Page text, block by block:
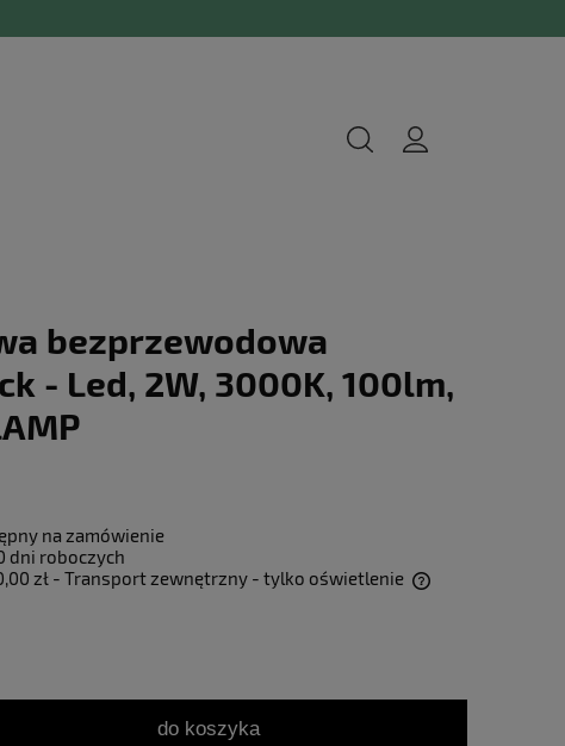
bezprzewodowa
- Led, 2W, 3000K, 100lm,
na zamówienie
dni roboczych
zł - Transport zewnętrzny - tylko oświetlenie
do koszyka